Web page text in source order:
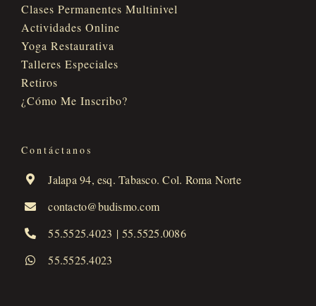
Clases Permanentes Multinivel
Actividades Online
Yoga Restaurativa
Talleres Especiales
Retiros
¿Cómo Me Inscribo?
Contáctanos
Jalapa 94, esq. Tabasco. Col. Roma Norte
contacto@budismo.com
55.5525.4023 | 55.5525.0086
55.5525.4023